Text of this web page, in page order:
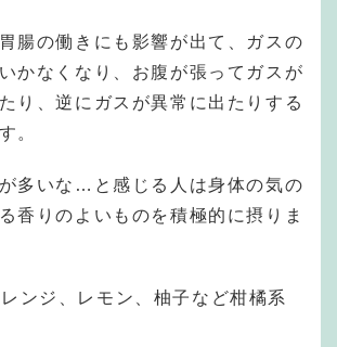
腸の働きにも影響が出て、ガスの
かなくなり、お腹が張ってガスが
り、逆にガスが異常に出たりする
。
多いな…と感じる人は身体の気の
香りのよいものを積極的に摂りま
ンジ、レモン、柚子など柑橘系